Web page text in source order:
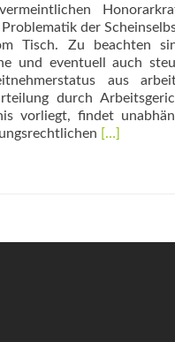
der
Tisch. Zu beachten
und eventuell auch
aus
durch
vorliegt, findet
Read
[…]